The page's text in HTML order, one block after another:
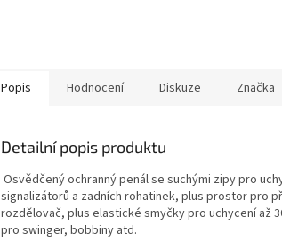
Popis Hodnocení Diskuze Značka
Detailní popis produktu
Osvědčený ochranný penál se suchými zipy pro
signalizátorů a zadních rohatinek, plus prostor pro
rozdělovač, plus elastické smyčky pro uchycení až
pro swinger, bobbiny atd.